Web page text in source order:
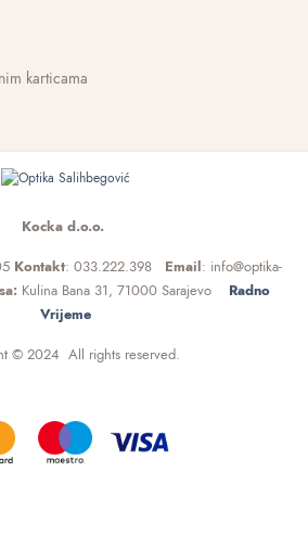
karticama
Kocka d.o.o.
Kontakt: 033.222.398 Email: info@optika-
Kulina Bana 31, 71000 Sarajevo
Radno
Vrijeme
© 2024 All rights reserved.